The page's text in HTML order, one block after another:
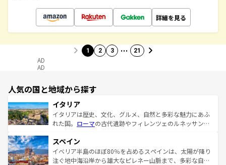
詳細を見る
1 2 3 … 21
AD
AD
人気の国と地域から探す
イタリア
イタリアは歴史、文化、グルメ、自然と多彩な魅力にあふ
れた国。 ローマの古代遺跡やフィレンツェのルネッサンス
ろん、トスカーナの美しい田園風景やアマルフィ海岸の絶
景など、自然景観も見逃せない。観光の合間には、本場の
ピザやパスタなど、絶品のイタリア料理を堪能することも
スペイン
イベリア半島のほぼ80％を占めるスペインは、太陽が降り
注ぐ地中海沿岸から雄大なピレネー山脈まで、多彩な自然